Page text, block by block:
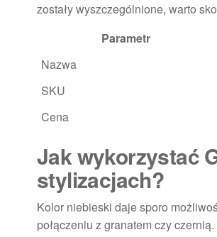
zostały wyszczególnione, warto
Parametr
Nazwa
SKU
Cena
Jak wykorzystać
stylizacjach?
Kolor niebieski daje sporo
połączeniu z granatem czy